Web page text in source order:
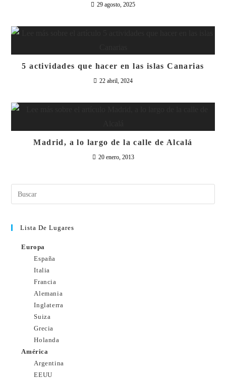
29 agosto, 2025
5 actividades que hacer en las islas Canarias
22 abril, 2024
Madrid, a lo largo de la calle de Alcalá
20 enero, 2013
Lista De Lugares
Europa
España
Italia
Francia
Alemania
Inglaterra
Suiza
Grecia
Holanda
América
Argentina
EEUU